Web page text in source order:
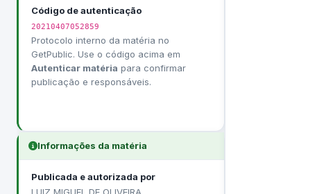
Código de autenticação
20210407052859
Protocolo interno da matéria no
GetPublic. Use o código acima em
Autenticar matéria para confirmar
publicação e responsáveis.
Informações da matéria
Publicada e autorizada por